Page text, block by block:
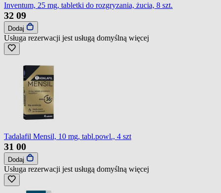
Inventum, 25 mg, tabletki do rozgryzania, żucia, 8 szt.
32 09
Dodaj
Usługa rezerwacji jest usługą domyślną więcej
Tadalafil Mensil, 10 mg, tabl.powl., 4 szt
31 00
Dodaj
Usługa rezerwacji jest usługą domyślną więcej